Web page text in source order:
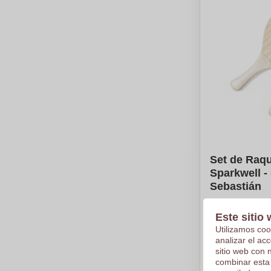
Set de
Sparkwell -
Sebastián
€3,64
Por pieza,
Logotipo en
De5piezas
Este sitio
Utilizamos
analizar el
sitio web con
combinar